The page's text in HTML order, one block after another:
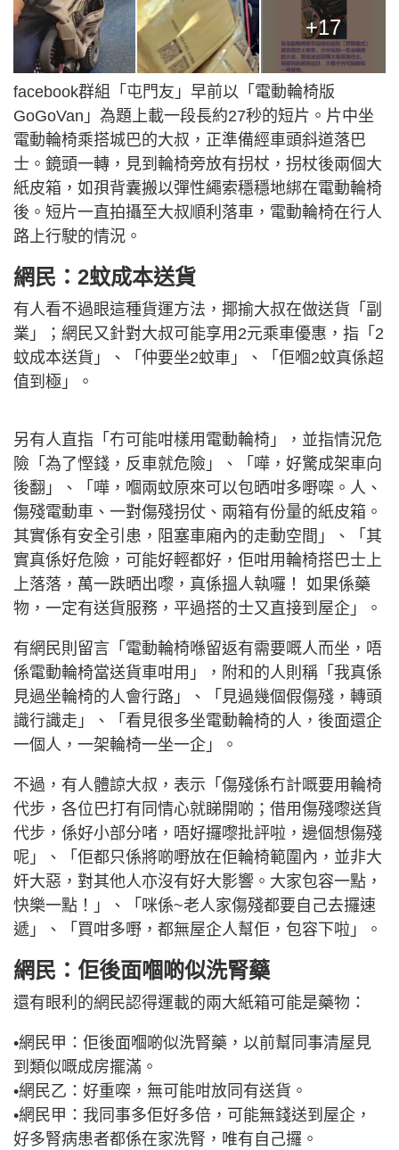
+17
facebook群組「屯門友」早前以「電動輪椅版
GoGoVan」為題上載一段長約27秒的短片。片中坐
電動輪椅乘搭城巴的大叔，正準備經車頭斜道落巴
士。鏡頭一轉，見到輪椅旁放有拐杖，拐杖後兩個大
紙皮箱，如孭背囊搬以彈性繩索穩穩地綁在電動輪椅
後。短片一直拍攝至大叔順利落車，電動輪椅在行人
路上行駛的情況。
網民：2蚊成本送貨
有人看不過眼這種貨運方法，揶揄大叔在做送貨「副
業」；網民又針對大叔可能享用2元乘車優惠，指「2
蚊成本送貨」、「仲要坐2蚊車」、「佢嗰2蚊真係超
值到極」。
另有人直指「冇可能咁樣用電動輪椅」，並指情況危
險「為了慳錢，反車就危險」、「嘩，好驚成架車向
後翻」、「嘩，嗰兩蚊原來可以包晒咁多嘢㗎。人、
傷殘電動車、一對傷殘拐仗、兩箱有份量的紙皮箱。
其實係有安全引患，阻塞車廂內的走動空間」、「其
實真係好危險，可能好輕都好，佢咁用輪椅搭巴士上
上落落，萬一跌晒出嚟，真係搵人執囉！ 如果係藥
物，一定有送貨服務，平過搭的士又直接到屋企」。
有網民則留言「電動輪椅喺留返有需要嘅人而坐，唔
係電動輪椅當送貨車咁用」，附和的人則稱「我真係
見過坐輪椅的人會行路」、「見過幾個假傷殘，轉頭
識行識走」、「看見很多坐電動輪椅的人，後面還企
一個人，一架輪椅一坐一企」。
不過，有人體諒大叔，表示「傷殘係冇計嘅要用輪椅
代步，各位巴打有同情心就睇開啲；借用傷殘嚟送貨
代步，係好小部分啫，唔好攞嚟批評啦，邊個想傷殘
呢」、「佢都只係將啲嘢放在佢輪椅範圍內，並非大
奸大惡，對其他人亦沒有好大影響。大家包容一點，
快樂一點！」、「咪係~老人家傷殘都要自己去攞速
遞」、「買咁多嘢，都無屋企人幫佢，包容下啦」。
網民：佢後面嗰啲似洗腎藥
還有眼利的網民認得運載的兩大紙箱可能是藥物：
•網民甲：佢後面嗰啲似洗腎藥，以前幫同事清屋見
到類似嘅成房擺滿。
•網民乙：好重㗎，無可能咁放同有送貨。
•網民甲：我同事多佢好多倍，可能無錢送到屋企，
好多腎病患者都係在家洗腎，唯有自己攞。